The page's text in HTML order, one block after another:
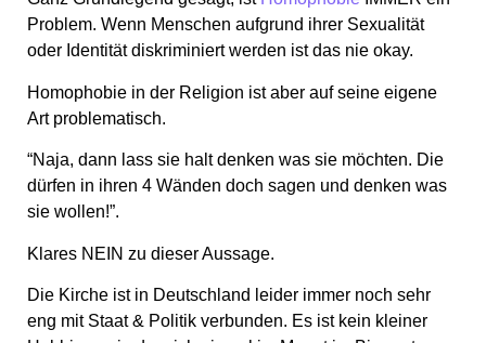
Problem. Wenn Menschen aufgrund ihrer Sexualität
oder Identität diskriminiert werden ist das nie okay.
Homophobie in der Religion ist aber auf seine eigene
Art problematisch.
“Naja, dann lass sie halt denken was sie möchten. Die
dürfen in ihren 4 Wänden doch sagen und denken was
sie wollen!”.
Klares NEIN zu dieser Aussage.
Die Kirche ist in Deutschland leider immer noch sehr
eng mit Staat & Politik verbunden. Es ist kein kleiner